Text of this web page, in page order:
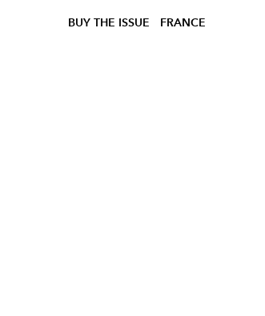
BUY THE ISSUE FRANCE